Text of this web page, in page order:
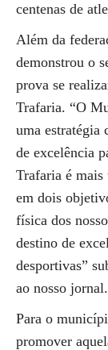
centenas de
Além da
demonstrou o
prova se
Trafaria. “O
uma estratégia
de excelência
Trafaria é mais
em dois
física dos
destino de
desportivas”
ao nosso jornal.
Para o
promover